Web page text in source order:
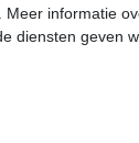
Abonneren
Meer informatie
diensten geven